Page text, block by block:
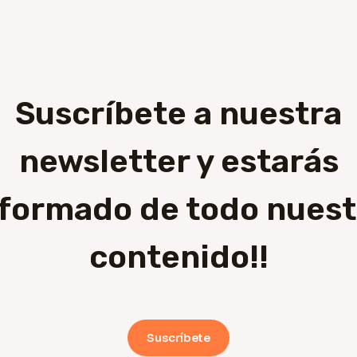
Suscríbete a nuestra
newsletter y estarás
de todo
contenido!!
Suscríbete